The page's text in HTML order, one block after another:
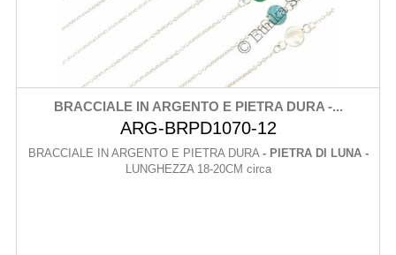
BRACCIALE IN ARGENTO E PIETRA DURA -...
ARG-BRPD1070-12
BRACCIALE IN ARGENTO E PIETRA DURA - PIETRA DI LUNA -
LUNGHEZZA 18-20CM circa